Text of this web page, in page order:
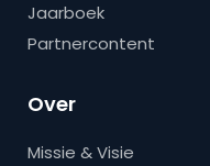
Jaarboek
Partnercontent
Over
Missie & Visie